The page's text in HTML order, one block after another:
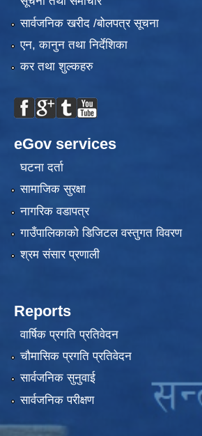
सार्वजनिक खरीद /बोलपत्र सूचना
एन, कानुन तथा निर्देशिका
कर तथा शुल्कहरु
eGov services
घटना दर्ता
सामाजिक सुरक्षा
नागरिक वडापत्र
गाउँपालिकाको डिजिटल वस्तुगत विवरण
श्रम संसार प्रणाली
Reports
वार्षिक प्रगति प्रतिवेदन
चौमासिक प्रगति प्रतिवेदन
सार्वजनिक सुनुवाई
सार्वजनिक परीक्षण